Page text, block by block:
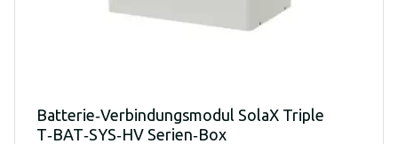
Batterie‑Verbindungsmodul SolaX Triple
T‑BAT‑SYS‑HV Serien‑Box